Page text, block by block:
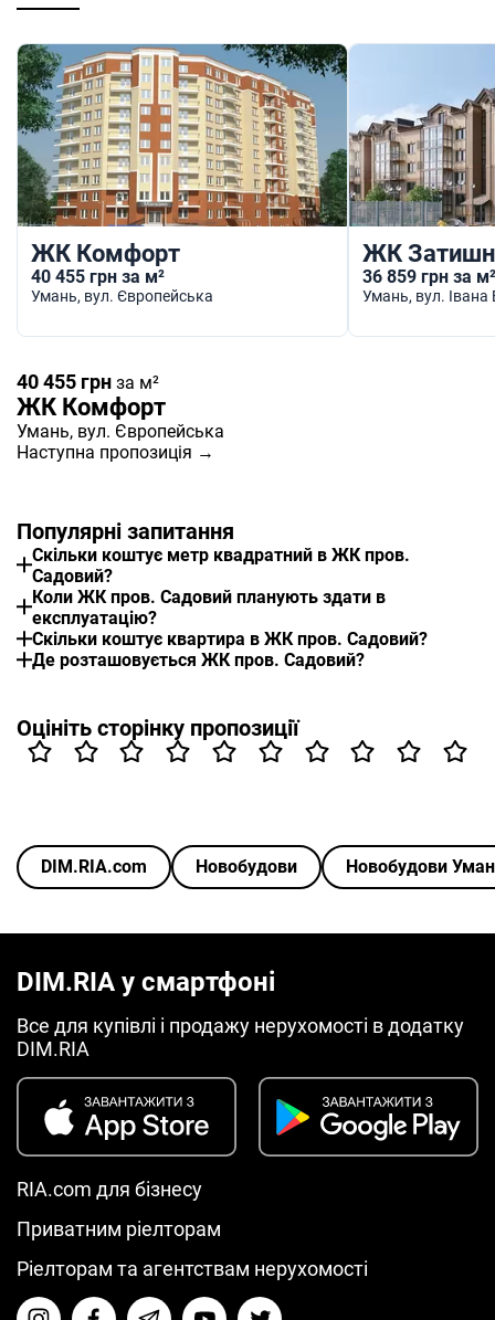
ЖК Комфорт
40 455 грн за м²
Умань, вул. Європейська
ЖК
36 859 грн за м²
Умань, вул. Івана
40 455 грн за м²
ЖК Комфорт
Умань, вул. Європейська
Наступна пропозиція →
Популярні запитання
Скільки коштує метр квадратний в ЖК пров.
Садовий?
Коли ЖК пров. Садовий планують здати в
експлуатацію?
Скільки коштує квартира в ЖК пров. Садовий?
Де розташовується ЖК пров. Садовий?
Оцініть сторінку пропозиції
DIM.RIA.com Новобудови Новобудови
DIM.RIA у смартфоні
Все для купівлі і продажу нерухомості в додатку
DIM.RIA
RIA.com для бізнесу
Приватним ріелторам
Ріелторам та агентствам нерухомості